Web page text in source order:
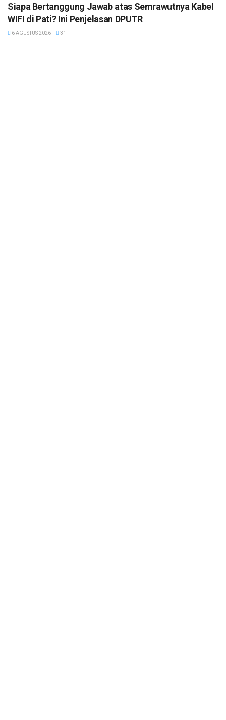
Siapa Bertanggung Jawab atas Semrawutnya Kabel
WIFI di Pati? Ini Penjelasan DPUTR
6 AGUSTUS 2026 31